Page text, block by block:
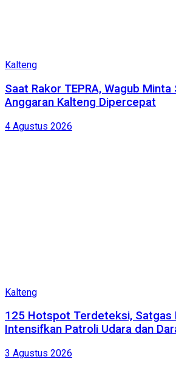
Kalteng
Saat Rakor TEPRA, Wagub Minta
Anggaran Kalteng Dipercepat
4 Agustus 2026
Kalteng
125 Hotspot Terdeteksi, Satgas
Intensifkan Patroli Udara dan
3 Agustus 2026